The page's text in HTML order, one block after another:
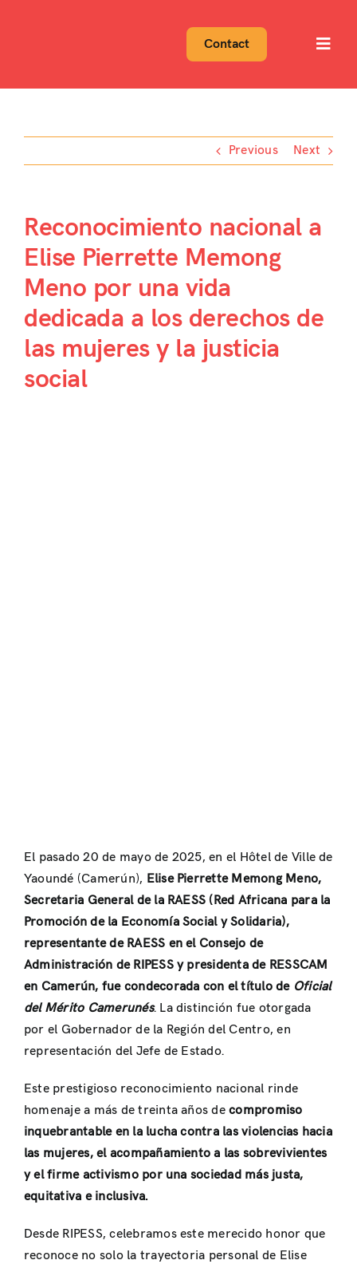
Contact
Previous Next
Reconocimiento nacional a
Elise Pierrette Memong
Meno por una vida
dedicada a los derechos de
las mujeres y la justicia
social
El pasado 20 de mayo de 2025, en el Hôtel de Ville de
Yaoundé (Camerún), Elise Pierrette Memong Meno,
Secretaria General de la RAESS (Red Africana para la
Promoción de la Economía Social y Solidaria),
representante de RAESS en el Consejo de
Administración de RIPESS y presidenta de RESSCAM
en Camerún, fue condecorada con el título de Oficial
del Mérito Camerunés. La distinción fue otorgada
por el Gobernador de la Región del Centro, en
representación del Jefe de Estado.
Este prestigioso reconocimiento nacional rinde
homenaje a más de treinta años decompromiso
inquebrantable en la lucha contra las violencias hacia
las mujeres, el acompañamiento a las sobrevivientes
y el firme activismo por una sociedad más justa,
equitativa e inclusiva.
Desde RIPESS, celebramos este merecido honor que
reconoce no solo la trayectoria personal de Elise